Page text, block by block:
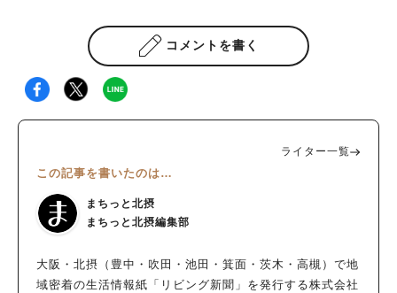
コメントを書く
ライター一覧
この記事を書いたのは…
まちっと北摂
まちっと北摂編集部
大阪・北摂（豊中・吹田・池田・箕面・茨木・高槻）で地
域密着の生活情報紙「リビング新聞」を発行する株式会社